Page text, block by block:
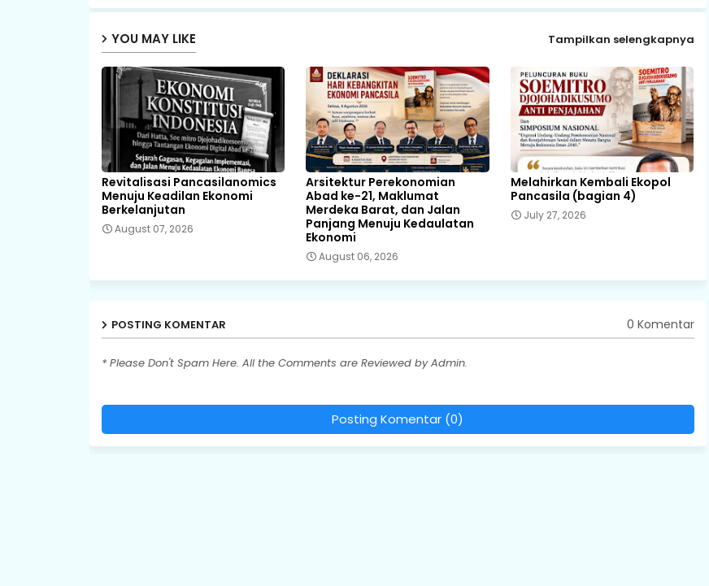
YOU MAY LIKE Tampilkan selengkapnya
Revitalisasi Pancasilanomics
Menuju Keadilan Ekonomi
Berkelanjutan
August 07, 2026
Arsitektur Perekonomian
Abad ke-21, Maklumat
Merdeka Barat, dan Jalan
Panjang Menuju Kedaulatan
Ekonomi
August 06, 2026
Melahirkan Kembali Ekopol
Pancasila (bagian 4)
July 27, 2026
POSTING KOMENTAR 0 Komentar
* Please Don't Spam Here. All the Comments are Reviewed by Admin.
Posting Komentar (0)